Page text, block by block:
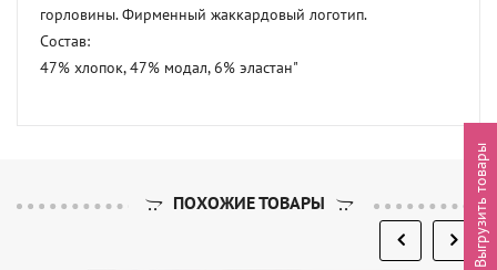
горловины. Фирменный жаккардовый логотип.
Состав:
47% хлопок, 47% модал, 6% эластан"
ПОХОЖИЕ ТОВАРЫ Выгрузить товары